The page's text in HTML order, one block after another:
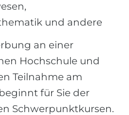
und andere
an einer
Hochschule und
Teilnahme am
für Sie der
Schwerpunktkursen.